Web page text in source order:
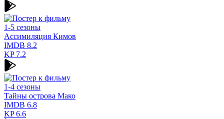
1-5 сезоны
Ассимиляция Кимов
IMDB 8.2
KP7.2
1-4 сезоны
Тайны острова Мако
IMDB 6.8
KP6.6